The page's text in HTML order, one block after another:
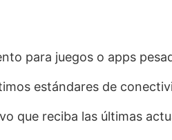
para juegos o apps
estándares de
que reciba las últimas